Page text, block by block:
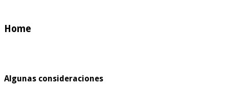
Home
Algunas consideraciones